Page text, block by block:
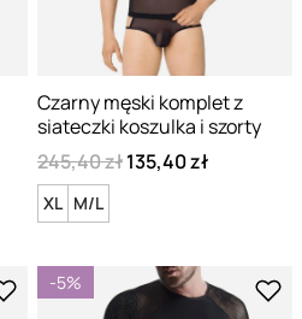
Czarny męski komplet z
siateczki koszulka i szorty
245,40 zł135,40 zł
XL M/L
-5%